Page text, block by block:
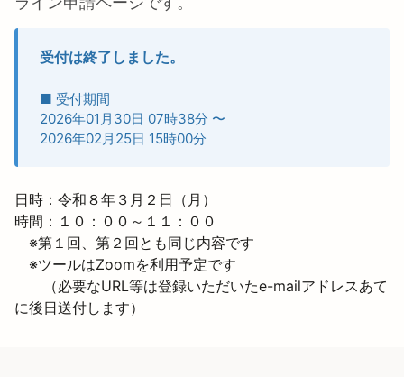
受付は終了しました。
■ 受付期間
2026年01月30日 07時38分 〜
2026年02月25日 15時00分
日時：令和８年３月２日（月）
時間：１０：００～１１：００
※第１回、第２回とも同じ内容です
※ツールはZoomを利用予定です
（必要なURL等は登録いただいたe-mailアドレスあて
に後日送付します）